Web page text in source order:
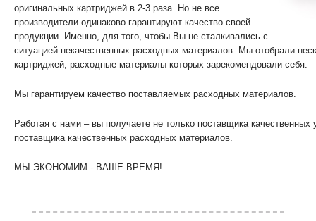
оригинальных картриджей в 2-3 раза. Но не все
производители одинаково гарантируют качество своей
продукции. Именно, для того, чтобы Вы не сталкивались с
ситуацией некачественных расходных материалов. Мы отобрали
картриджей, расходные материалы которых зарекомендовали себя.
Мы гарантируем качество поставляемых расходных материалов.
Работая с нами – вы получаете не только поставщика качественных
поставщика качественных расходных материалов.
МЫ ЭКОНОМИМ - ВАШЕ ВРЕМЯ!